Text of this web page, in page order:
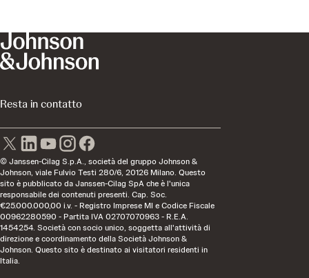
Resta in contatto
© Janssen-Cilag S.p.A., società del gruppo Johnson &
Johnson, viale Fulvio Testi 280/6, 20126 Milano. Questo
sito è pubblicato da Janssen-Cilag SpA che è l'unica
responsabile dei contenuti presenti. Cap. Soc.
€25.000.000,00 i.v. - Registro Imprese MI e Codice Fiscale
00962280590 - Partita IVA 02707070963 - R.E.A.
1454254. Società con socio unico, soggetta all'attività di
direzione e coordinamento della Società Johnson &
Johnson. Questo sito è destinato ai visitatori residenti in
Italia.